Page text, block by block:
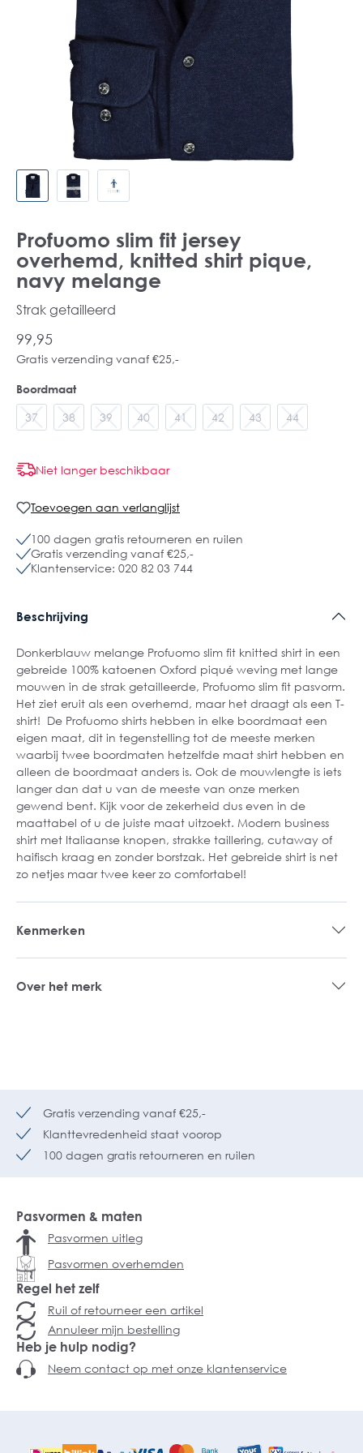
Profuomo slim fit jersey
overhemd, knitted shirt pique,
navy melange
Strak getailleerd
99,95
Gratis verzending vanaf €25,-
Boordmaat
37 38 39 40 41 42 43 44
Niet langer beschikbaar
Toevoegen aan verlanglijst
100 dagen gratis retourneren en ruilen
Gratis verzending vanaf €25,-
Klantenservice: 020 82 03 744
Beschrijving
Donkerblauw melange Profuomo slim fit knitted shirt in een
gebreide 100% katoenen Oxford piqué weving met lange
mouwen in de strak getailleerde, Profuomo slim fit pasvorm.
Het ziet eruit als een overhemd, maar het draagt als een T-
shirt! De Profuomo shirts hebben in elke boordmaat een
eigen maat, dit in tegenstelling tot de meeste merken
waarbij twee boordmaten hetzelfde maat shirt hebben en
alleen de boordmaat anders is. Ook de mouwlengte is iets
langer dan dat u van de meeste van onze merken
gewend bent. Kijk voor de zekerheid dus even in de
maattabel of u de juiste maat uitzoekt. Modern business
shirt met Italiaanse knopen, strakke taillering, cutaway of
haifisch kraag en zonder borstzak. Het gebreide shirt is net
zo netjes maar twee keer zo comfortabel!
Kenmerken
Over het merk
Gratis verzending vanaf €25,-
Klanttevredenheid staat voorop
100 dagen gratis retourneren en ruilen
Pasvormen & maten
Pasvormen uitleg
Pasvormen overhemden
Regel het zelf
Ruil of retourneer een artikel
Annuleer mijn bestelling
Heb je hulp nodig?
Neem contact op met onze klantenservice